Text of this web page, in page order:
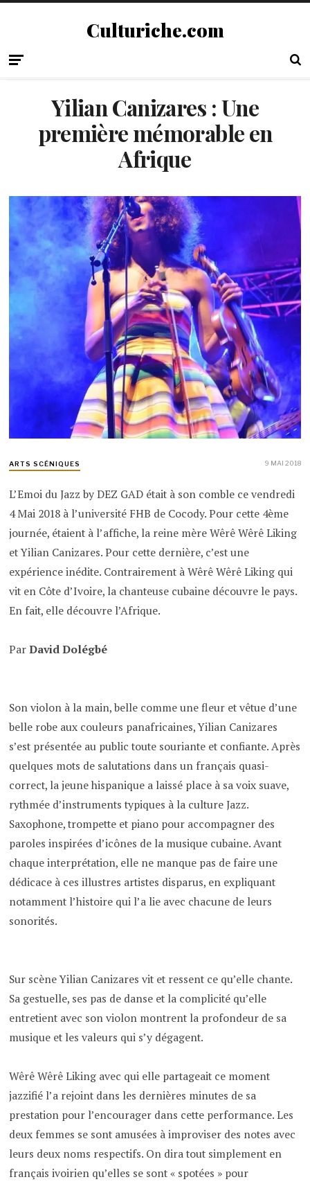
Culturiche.com
Yilian Canizares : Une
première mémorable en
Afrique
ARTS SCÉNIQUES 9 MAI 2018
L’Emoi du Jazz by DEZ GAD était à son comble ce vendredi
4 Mai 2018 à l’université FHB de Cocody. Pour cette 4ème
journée, étaient à l’affiche, la reine mère Wêrê Wêrê Liking
et Yilian Canizares. Pour cette dernière, c’est une
expérience inédite. Contrairement à Wêrê Wêrê Liking qui
vit en Côte d’Ivoire, la chanteuse cubaine découvre le pays.
En fait, elle découvre l’Afrique.
ParDavid Dolégbé
Son violon à la main, belle comme une fleur et vêtue d’une
belle robe aux couleurs panafricaines, Yilian Canizares
s’est présentée au public toute souriante et confiante. Après
quelques mots de salutations dans un français quasi-
correct, la jeune hispanique a laissé place à sa voix suave,
rythmée d’instruments typiques à la culture Jazz.
Saxophone, trompette et piano pour accompagner des
paroles inspirées d’icônes de la musique cubaine. Avant
chaque interprétation, elle ne manque pas de faire une
dédicace à ces illustres artistes disparus, en expliquant
notamment l’histoire qui l’a lie avec chacune de leurs
sonorités.
Sur scène Yilian Canizares vit et ressent ce qu’elle chante.
Sa gestuelle, ses pas de danse et la complicité qu’elle
entretient avec son violon montrent la profondeur de sa
musique et les valeurs qui s’y dégagent.
Wêrê Wêrê Liking avec qui elle partageait ce moment
jazzifié l’a rejoint dans les dernières minutes de sa
prestation pour l’encourager dans cette performance. Les
deux femmes se sont amusées à improviser des notes avec
leurs deux noms respectifs. On dira tout simplement en
français ivoirien qu’elles se sont « spotées » pour